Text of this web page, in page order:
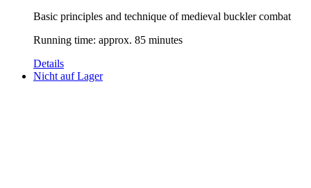
Basic principles and technique of medieval buckler combat
Running time: approx. 85 minutes
Details
Nicht auf Lager